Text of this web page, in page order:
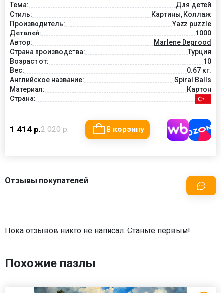
Тема:
Для детей
Стиль:
Картины, Коллаж
Производитель:
Yazz puzzle
Деталей:
1000
Автор:
Marlene Degrood
Страна производства:
Турция
Возраст от:
10
Вес:
0.67 кг.
Английское название:
Spiral Balls
Материал:
Картон
Страна:
1 414 р.2 020 р. В корзину
Отзывы покупателей
Пока отзывов никто не написал. Станьте первым!
Похожие пазлы